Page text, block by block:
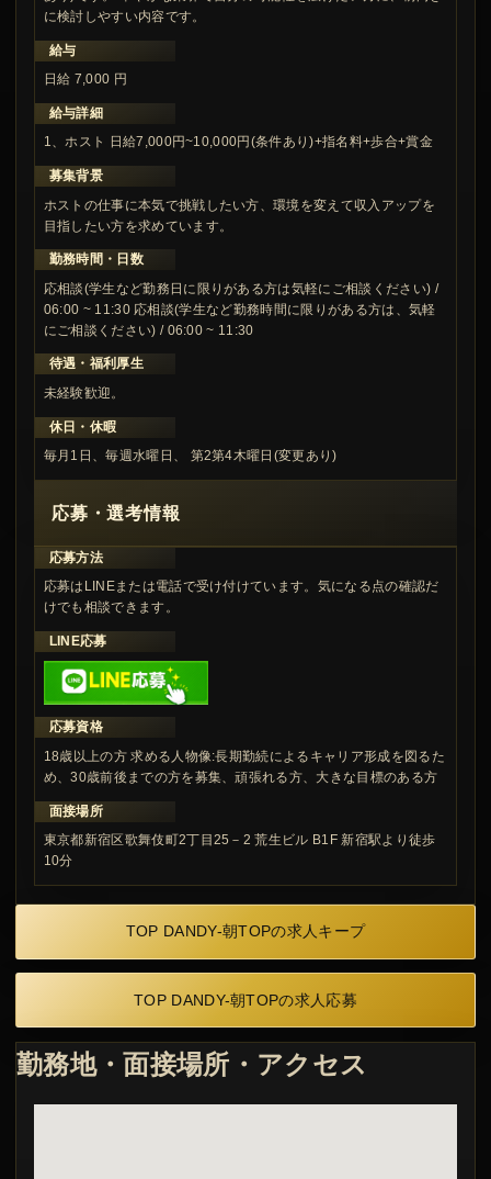
に検討しやすい内容です。
給与
日給 7,000 円
給与詳細
1、ホスト 日給7,000円~10,000円(条件あり)+指名料+歩合+賞金
募集背景
ホストの仕事に本気で挑戦したい方、環境を変えて収入アップを
目指したい方を求めています。
勤務時間・日数
応相談(学生など勤務日に限りがある方は気軽にご相談ください) /
06:00 ~ 11:30 応相談(学生など勤務時間に限りがある方は、気軽
にご相談ください) / 06:00 ~ 11:30
待遇・福利厚生
未経験歓迎。
休日・休暇
毎月1日、毎週水曜日、 第2第4木曜日(変更あり)
応募・選考情報
応募方法
応募はLINEまたは電話で受け付けています。気になる点の確認だ
けでも相談できます。
LINE応募
応募資格
18歳以上の方 求める人物像:長期勤続によるキャリア形成を図るた
め、30歳前後までの方を募集、頑張れる方、大きな目標のある方
面接場所
東京都新宿区歌舞伎町2丁目25－2 荒生ビル B1F 新宿駅より徒歩
10分
TOP DANDY-朝TOPの求人キープ
TOP DANDY-朝TOPの求人応募
勤務地・面接場所・アクセス